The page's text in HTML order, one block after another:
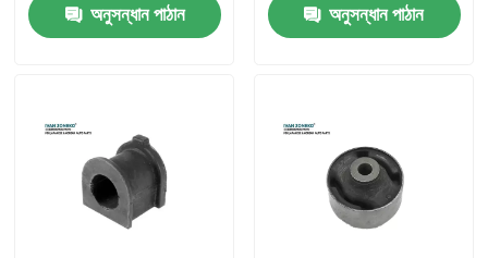
মান নিয়ন্ত্রণ
অনুসন্ধান পাঠান
অনুসন্ধান পাঠান